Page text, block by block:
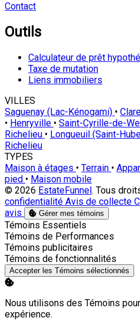
Contact
Outils
Calculateur de prêt
Taxe de mutation
Liens immobiliers
VILLES
Saguenay (Lac-Kénogami) •
• Henryville • Saint-Cyrille-de-
Richelieu • Longueuil (Saint-
Richelieu
TYPES
Maison à étages • Terrain •
pied • Maison mobile
© 2026 EstateFunnel. Tous
confidentialité Avis de collecte
avis
Gérer mes témoins
Activer
Témoins Essentiels
Activer
Témoins de Performances
Activer
Témoins publicitaires
Activer
Témoins de fonctionnalités
Accepter les Témoins sélectionnés
Nous utilisons des Témoins
expérience.